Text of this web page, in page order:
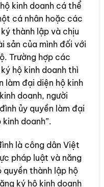
kinh doanh cá thể
cá nhân hoặc các
thành lập và chịu
sản của mình đối với
Trường hợp các
hộ kinh doanh thì
làm đại diện hộ kinh
doanh, người
ủy quyền làm đại
doanh”.
là công dân Việt
pháp luật và năng
quyền thành lập hộ
ký hộ kinh doanh